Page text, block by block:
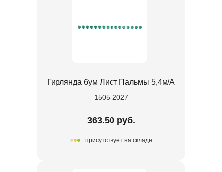
Гирлянда бум Лист Пальмы 5,4м/А
1505-2027
363.50 руб.
присутствует на складе